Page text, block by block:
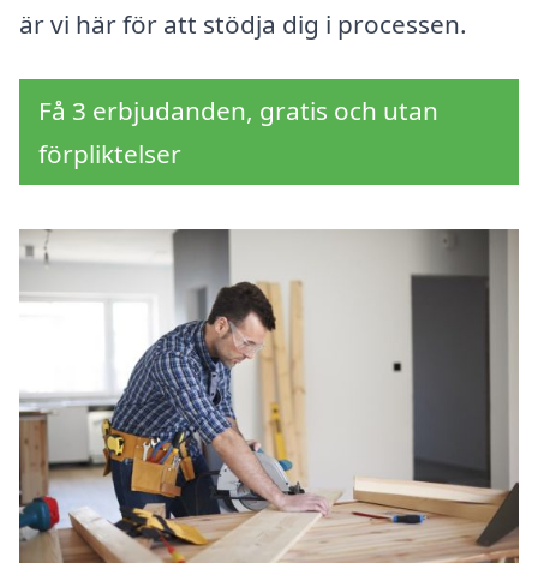
är vi här för att stödja dig i processen.
Få 3 erbjudanden, gratis och utan
förpliktelser